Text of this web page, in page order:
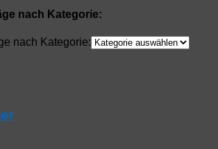
nach Kategorie:
nach Kategorie: